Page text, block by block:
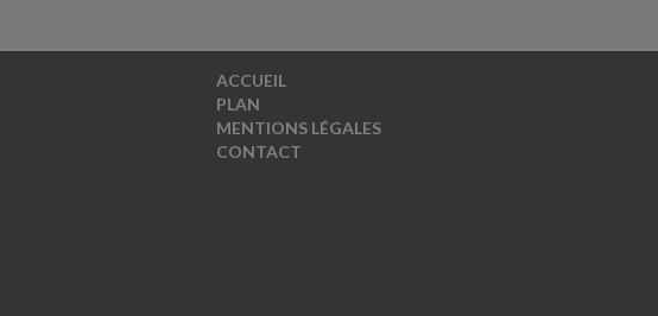
ACCUEIL
PLAN
MENTIONS LÉGALES
CONTACT